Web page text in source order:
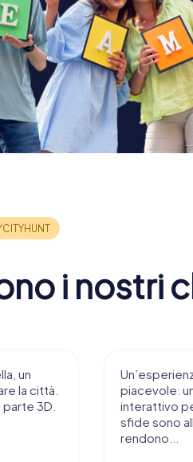
i nostri
un
la città.
3D.
piacevole:
interattivo
sfide sono
rendono...